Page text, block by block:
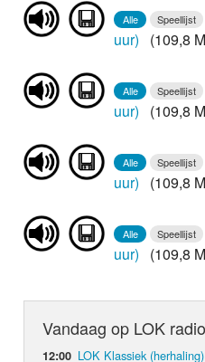
Alle Speellijst
uur) (109,8
Alle Speellijst
uur) (109,8
Alle Speellijst
uur) (109,8
Alle Speellijst
uur) (109,8
Vandaag op LOK radio
12:00 LOK Klassiek (herhaling)